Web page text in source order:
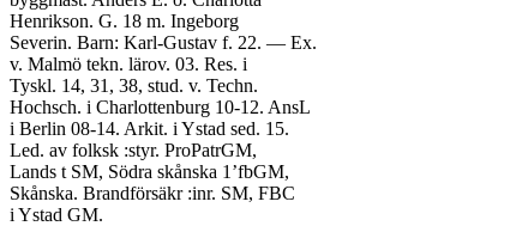
Henrikson. G. 18 m. Ingeborg
Severin. Barn: Karl-Gustav f. 22. — Ex.
v. Malmö tekn. lärov. 03. Res. i
Tyskl. 14, 31, 38, stud. v. Techn.
Hochsch. i Charlottenburg 10-12. AnsL
i Berlin 08-14. Arkit. i Ystad sed. 15.
Led. av folksk :styr. ProPatrGM,
Lands t SM, Södra skånska 1’fbGM,
Skånska. Brandförsäkr :inr. SM, FBC
i Ystad GM.